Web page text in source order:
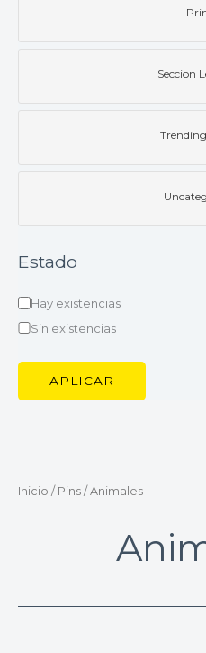
Seccion
Estado
Hay existencias
Sin existencias
APLICAR
Inicio / Pins / Animales